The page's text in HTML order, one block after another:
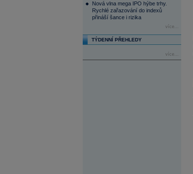
Nová vlna mega IPO hýbe trhy.
Rychlé zařazování do indexů
přináší šance i rizika
více...
TÝDENNÍ PŘEHLEDY
více...